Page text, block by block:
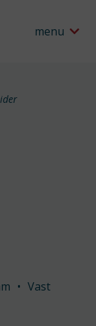
menu
• Vast